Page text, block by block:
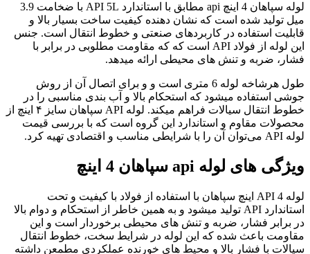
لوله سپاهان 4 اینچ api مطابق با استاندارد API 5L با ضخامت 3.9
میل تولید شده است که نشان دهنده کیفیت ساخت بسیار بالا و
قابلیت استفاده در کاربردهای صنعتی و خطوط انتقال است. جنس
این لوله از فولاد API است که که مقاومت مطلوبی در برابر با
فشار، ضربه و تنش های محیطی ارائه میدهد.
طول هرشاخه لوله 6 متری است و و برای اتصال آن از روش
جوشی استفاده میشود که استحکام بالا و آب بندی مناسبی را در
خطوط انتقال سیالات فراهم میکند. لوله API سپاهان سایز ۴ اینچ از
محصولات مقاوم و استاندارد این گروه است که با بررسی قیمت
لوله API می‌توان آن را با شرایطی مناسب و اقتصادی تهیه کرد.
ویژگی های لوله سپاهان 4 اینچ
لوله API 4 اینچ سپاهان با استفاده از فولاد با کیفیت و تحت
استاندارد API تولید میشود و به همین خاطر از استحکام و دوام بالا
در برابر فشار، ضربه و تنش های محیطی برخوردار است و این
مقاومت باعث شده که این لوله در شرایط سخت، خطوط انتقال
سیالات با فشار بالا و محیط های خورنده عملکردی مطمعن داشته